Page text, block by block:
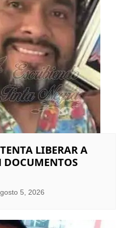
LIBERAR A
DOCUMENTOS
5, 2026